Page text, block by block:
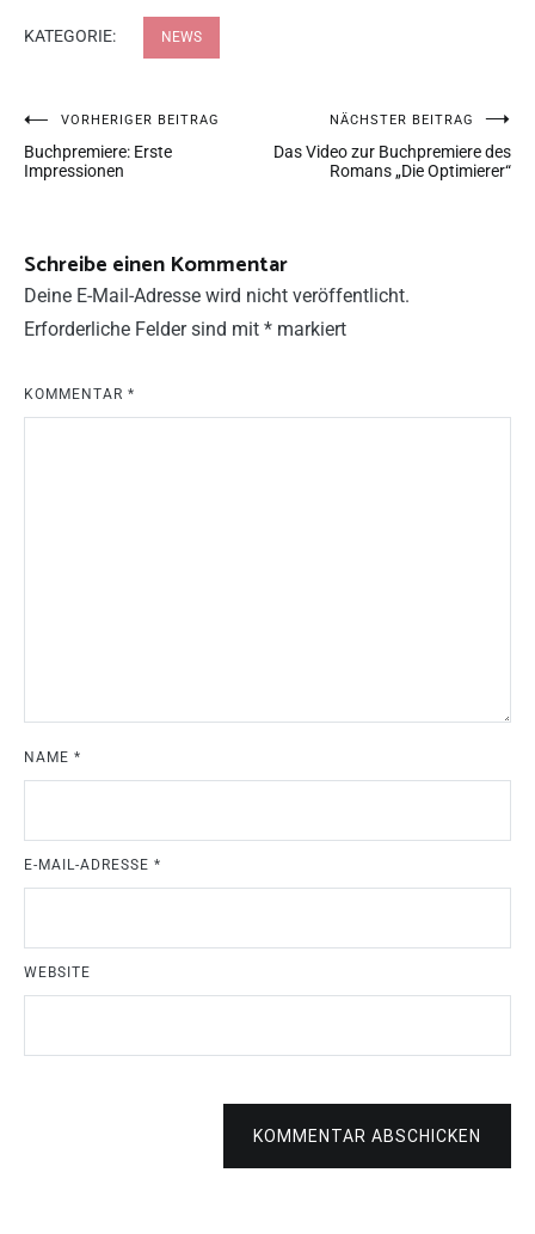
KATEGORIE: NEWS
VORHERIGER BEITRAG
Buchpremiere: Erste
Impressionen
NÄCHSTER BEITRAG
Das Video zur Buchpremiere des
Romans „Die Optimierer“
Schreibe einen Kommentar
Deine E-Mail-Adresse wird nicht veröffentlicht.
Erforderliche Felder sind mit * markiert
KOMMENTAR *
NAME *
E-MAIL-ADRESSE *
WEBSITE
KOMMENTAR ABSCHICKEN